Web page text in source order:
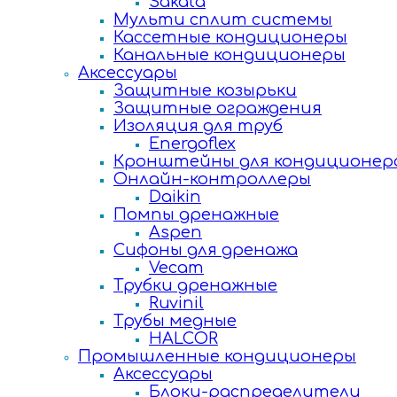
Мульти сплит системы
Кассетные кондиционеры
Канальные кондиционеры
Аксессуары
Защитные козырьки
Защитные ограждения
Изоляция для труб
Energoflex
Кронштейны для
Онлайн-контроллеры
Daikin
Помпы дренажные
Aspen
Сифоны для дренажа
Vecam
Трубки дренажные
Ruvinil
Трубы медные
HALCOR
Промышленные кондиционеры
Аксессуары
Блоки-распределители